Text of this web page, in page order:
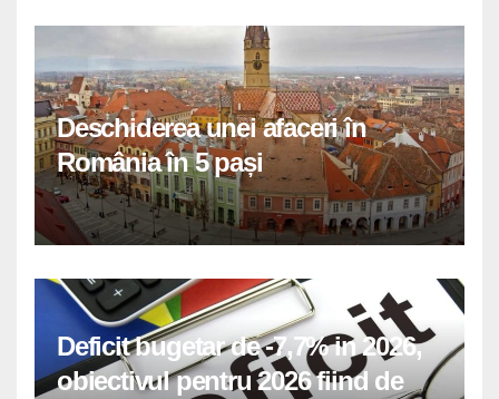
Deschiderea unei afaceri în
România în 5 pași
Deficit bugetar de -7,7% in 2026,
obiectivul pentru 2026 fiind de